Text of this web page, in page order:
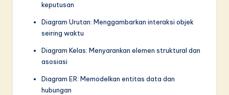
keputusan
Diagram Urutan: Menggambarkan interaksi objek
seiring waktu
Diagram Kelas: Menyarankan elemen struktural dan
asosiasi
Diagram ER: Memodelkan entitas data dan
hubungan